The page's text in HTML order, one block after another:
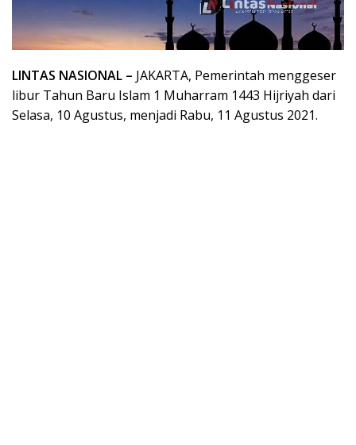
LINTAS NASIONAL – JAKARTA, Pemerintah menggeser
libur Tahun Baru Islam 1 Muharram 1443 Hijriyah dari
Selasa, 10 Agustus, menjadi Rabu, 11 Agustus 2021.